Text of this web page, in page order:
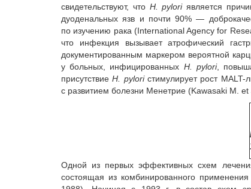
свидетельствуют, чтоH. pyloriявляется
дуоденальных язв и почти 90% —
по изучению рака (International Agency for
что инфекция вызывает атрофический
документированным маркером вероятной
у больных, инфицированных H. рylori,
присутствиеH. рyloriстимулирует рост
с развитием болезни Менетрие (Kawasaki M.
Одной из первых эффективных схем
состоящая из комбинированного